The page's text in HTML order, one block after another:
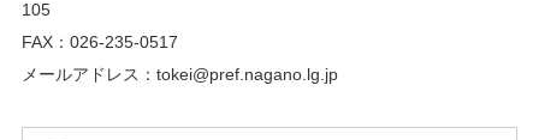
105
FAX：026-235-0517
メールアドレス：tokei@pref.nagano.lg.jp